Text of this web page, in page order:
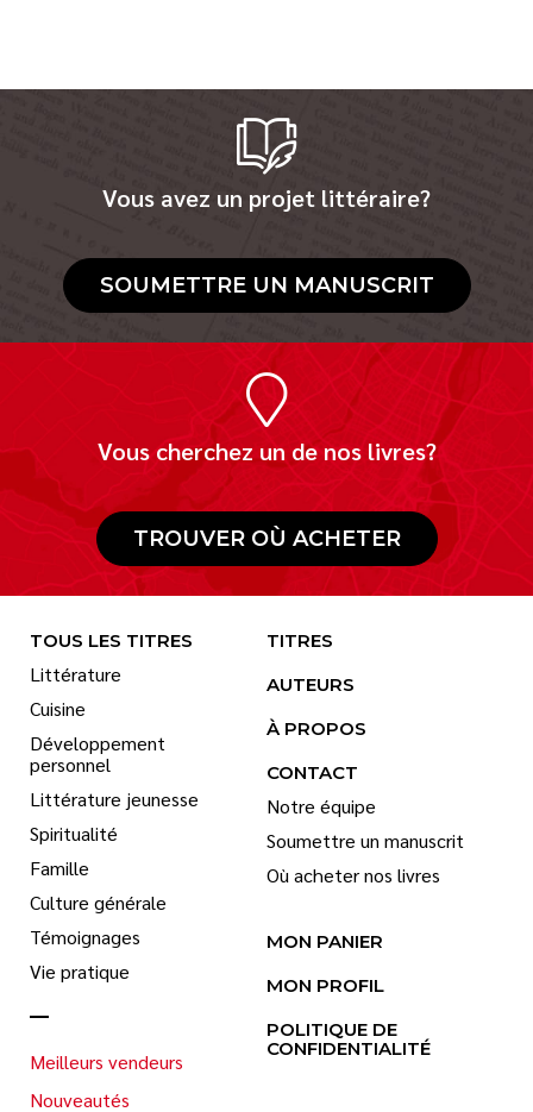
Vous avez un projet littéraire?
SOUMETTRE UN MANUSCRIT
Vous cherchez un de nos livres?
TROUVER OÙ ACHETER
TOUS LES TITRES
Littérature
Cuisine
Développement
personnel
Littérature jeunesse
Spiritualité
Famille
Culture générale
Témoignages
Vie pratique
Meilleurs vendeurs
Nouveautés
TITRES
AUTEURS
À PROPOS
CONTACT
Notre équipe
Soumettre un manuscrit
Où acheter nos livres
MON PANIER
MON PROFIL
POLITIQUE DE
CONFIDENTIALITÉ